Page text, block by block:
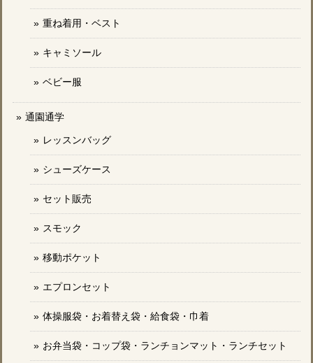
重ね着用・ベスト
キャミソール
ベビー服
通園通学
レッスンバッグ
シューズケース
セット販売
スモック
移動ポケット
エプロンセット
体操服袋・お着替え袋・給食袋・巾着
お弁当袋・コップ袋・ランチョンマット・ランチセット